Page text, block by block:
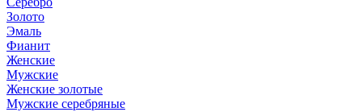
Золото
Эмаль
Фианит
Женские
Мужские
Женские золотые
Мужские серебряные